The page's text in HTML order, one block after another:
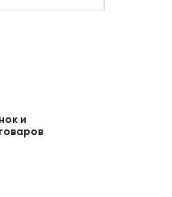
и